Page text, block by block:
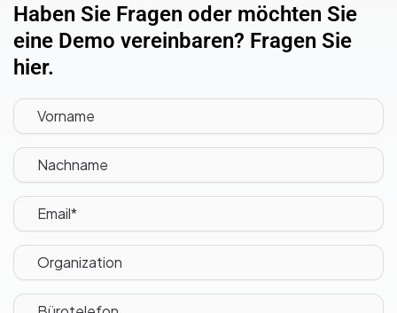
Haben Sie Fragen oder möchten Sie
eine Demo vereinbaren? Fragen Sie
hier.